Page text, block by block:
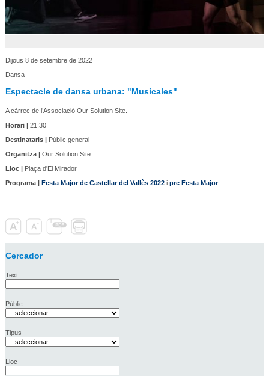
Dijous 8 de setembre de 2022
Dansa
Espectacle de dansa urbana: "Musicales"
A càrrec de l’Associació Our Solution Site.
Horari |21:30
Destinataris |Públic general
Organitza |Our Solution Site
Lloc |Plaça d'El Mirador
Programa | Festa Major de Castellar del Vallès 2022i pre Festa Major
Cercador
Text
Públic
Tipus
Lloc